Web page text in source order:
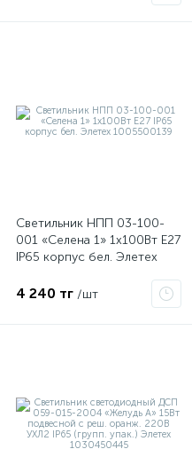
Светильник НПП 03-100-
001 «Селена 1» 1х100Вт E27
IP65 корпус бел. Элетех
4 240 тг /шт